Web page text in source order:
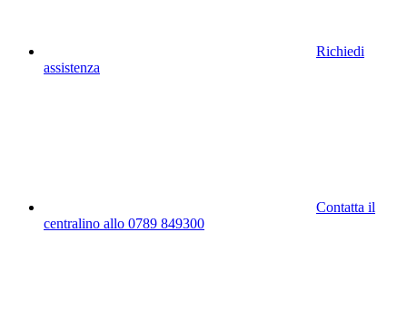
Richiedi
assistenza
Contatta il
centralino allo 0789 849300